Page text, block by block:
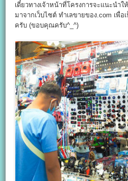
เดี๋ยวทางเจ้าหน้าที่โครงการจะแนะน
มาจากเว็บไซต์ ทำเลขายของ.com เพื่
ครับ (ขอบคุณครับ^_^)